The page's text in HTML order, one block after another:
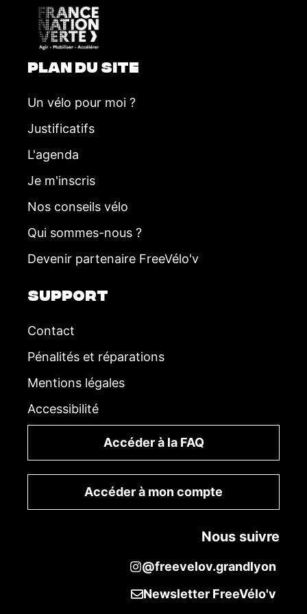
PLAN DU SITE
Un vélo pour moi ?
Justificatifs
L'agenda
Je m'inscris
Nos conseils vélo
Qui sommes-nous ?
Devenir partenaire FreeVélo'v
SUPPORT
Contact
Pénalités et réparations
Mentions légales
Accessibilité
Accéder à la FAQ
Accéder à mon compte
Nous suivre
@freevelov.grandlyon
Newsletter FreeVélo'v